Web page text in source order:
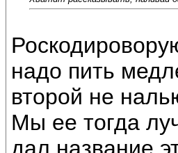
надо пить
второй не
Мы ее тогда